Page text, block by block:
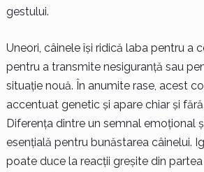
gestului.
Uneori, câinele își ridică laba pentru a
pentru a transmite nesiguranță sau
situație nouă. În anumite rase, acest
accentuat genetic și apare chiar și
Diferența dintre un semnal emoțional
esențială pentru bunăstarea câinelui.
poate duce la reacții greșite din